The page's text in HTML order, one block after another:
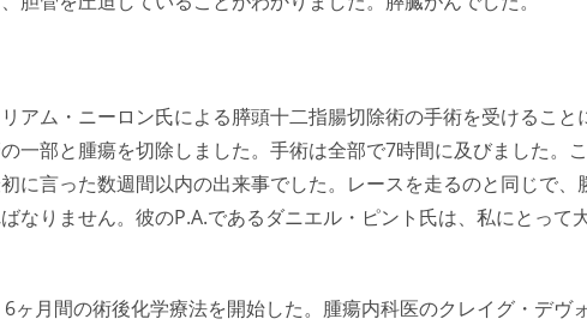
アム・ニーロン氏による膵頭十二指腸切除術の手術を受けること
一部と腫瘍を切除しました。手術は全部で7時間に及びました。こ
に言った数週間以内の出来事でした。レースを走るのと同じで、
なりません。彼のP.A.であるダニエル・ピント氏は、私にとって
月間の術後化学療法を開始した。腫瘍内科医のクレイグ・デヴ